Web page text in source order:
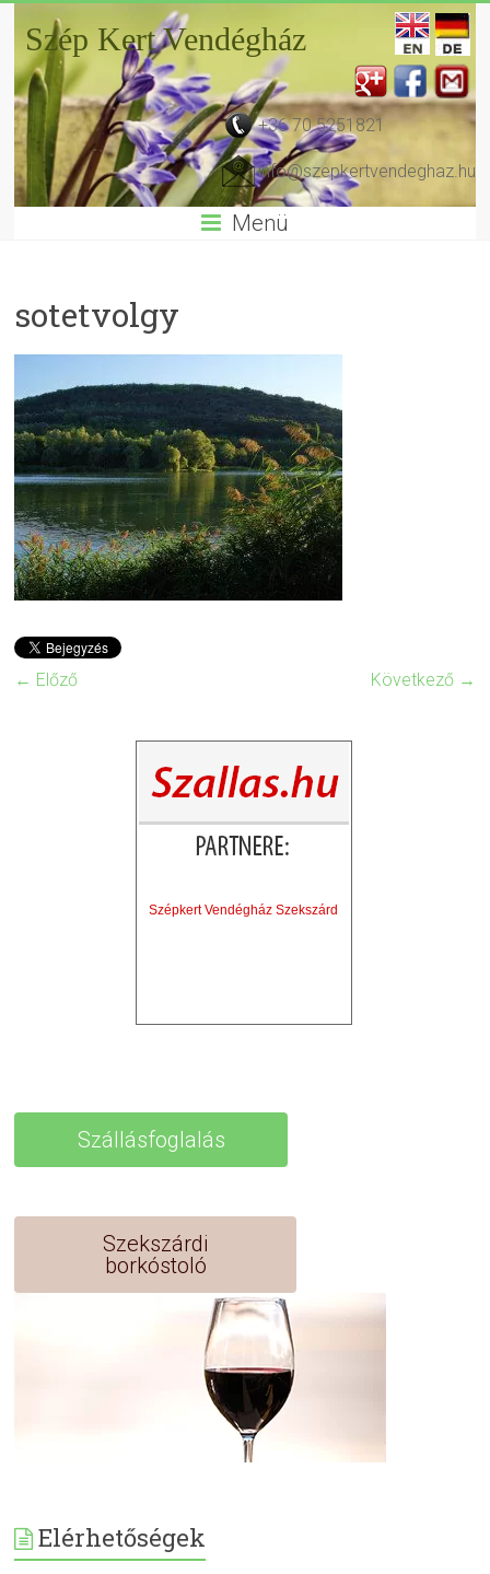
Szép Kert Vendégház
+36 70 5251821
info@szepkertvendeghaz.hu
Menü
sotetvolgy
← Előző Következő →
Szépkert Vendégház Szekszárd
Szállásfoglalás
Szekszárdi
borkóstoló
Elérhetőségek